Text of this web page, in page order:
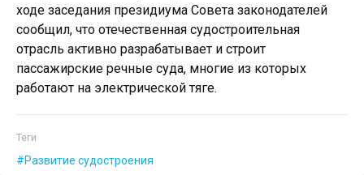
ходе заседания президиума Совета законодателей
сообщил, что отечественная судостроительная
отрасль активно разрабатывает и строит
пассажирские речные суда, многие из которых
работают на электрической тяге.
Теги
Развитие судостроения